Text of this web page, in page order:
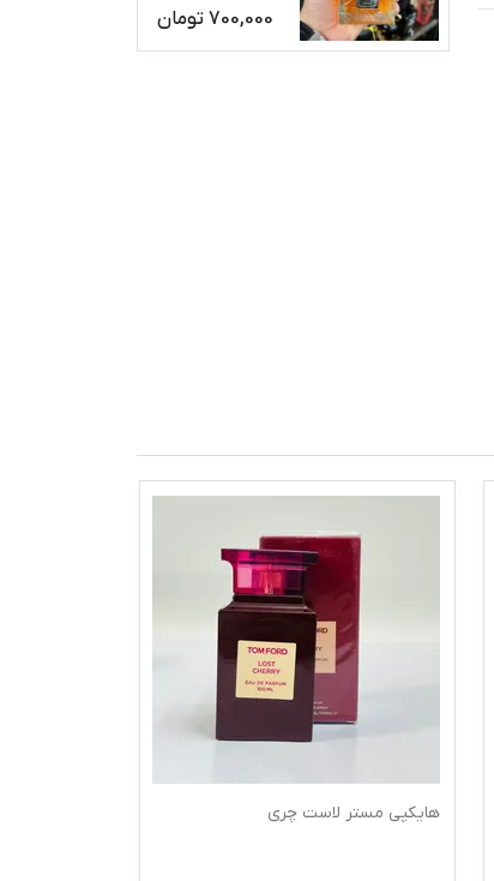
700,000 تومان
هایکپی مستر لاست چری